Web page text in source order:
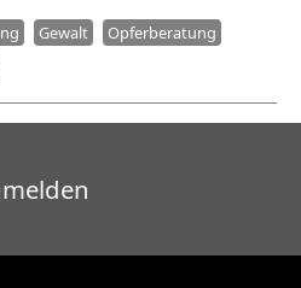
Gewalt
Opferberatung